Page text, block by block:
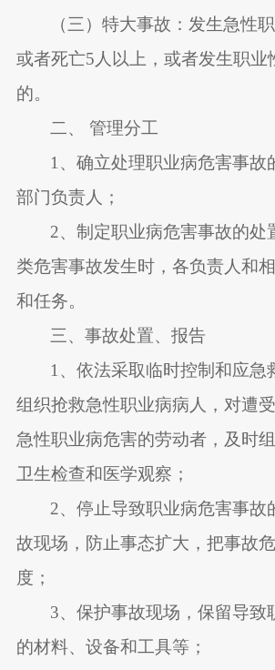
（三）特大事故：发生急性
或者死亡5 人以上，或者发生职业
的。
二、 管理分工
1 、确立处理职业病危害事故
部门负责人；
2、制定职业病危害事故的处
类危害事故发生时，各负责人和
和任务。
三、事故处置、报告
1 、依法采取临时控制和应急
组织抢救急性职业病病人，对遭
急性职业病危害的劳动者，及时
卫生检查和医学观察；
2、停止导致职业病危害事故
故现场，防止事态扩大，把事故
度；
3、保护事故现场，保留导致
的材料、设备和工具等；